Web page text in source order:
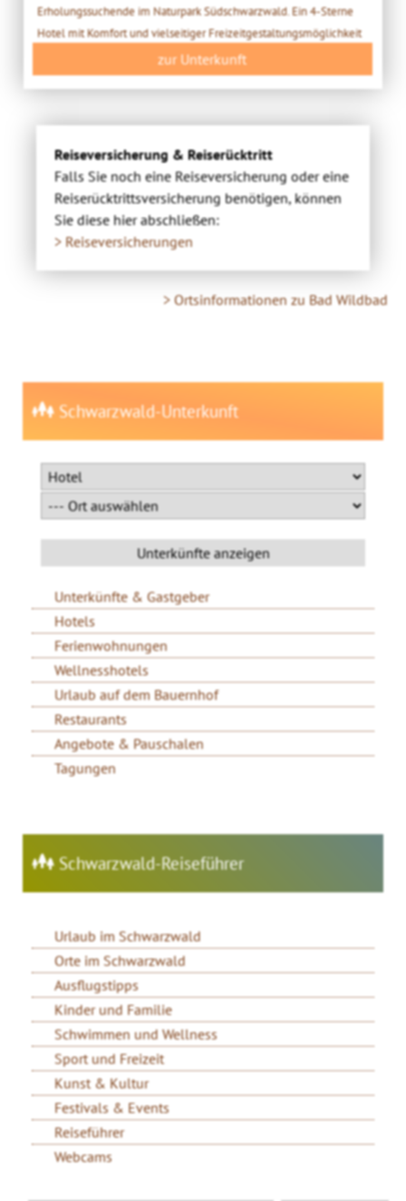
Erholungssuchende im Naturpark Südschwarzwald. Ein 4-Sterne
Hotel mit Komfort und vielseitiger Freizeitgestaltungsmöglichkeit
zur Unterkunft
Reiseversicherung & Reiserücktritt
Falls Sie noch eine Reiseversicherung oder eine
Reiserücktrittsversicherung benötigen, können
Sie diese hier abschließen:
> Reiseversicherungen
> Ortsinformationen zu Bad Wildbad
Schwarzwald-Unterkunft
Unterkünfte & Gastgeber
Hotels
Ferienwohnungen
Wellnesshotels
Urlaub auf dem Bauernhof
Restaurants
Angebote & Pauschalen
Tagungen
Schwarzwald-Reiseführer
Urlaub im Schwarzwald
Orte im Schwarzwald
Ausflugstipps
Kinder und Familie
Schwimmen und Wellness
Sport und Freizeit
Kunst & Kultur
Festivals & Events
Reiseführer
Webcams